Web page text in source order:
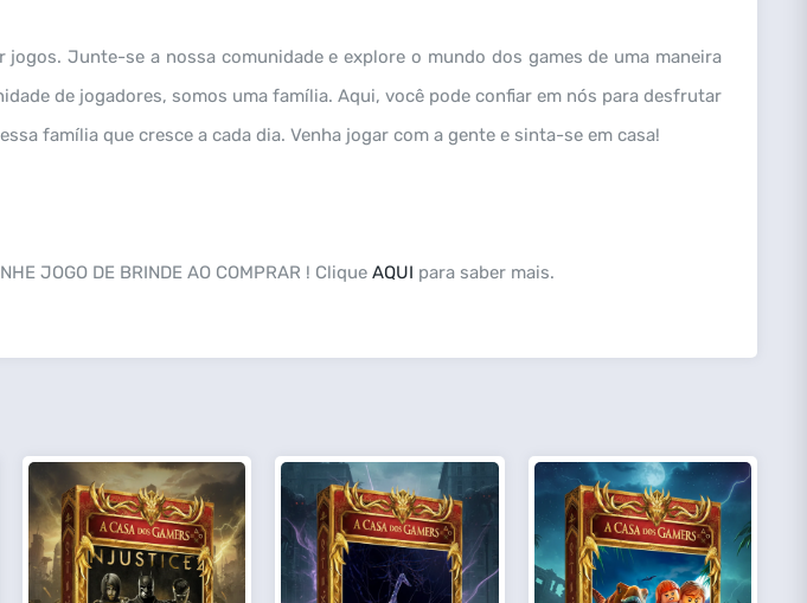
Junte-se a nossa comunidade e explore o mundo dos games de uma maneira
de jogadores, somos uma família. Aqui, você pode confiar em nós para desfrutar
família que cresce a cada dia. Venha jogar com a gente e sinta-se em casa!
JOGO DE BRINDE AO COMPRAR ! Clique AQUI para saber mais.